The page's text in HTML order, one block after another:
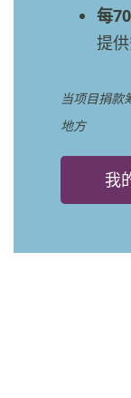
每
提
当项目捐款
地方
我